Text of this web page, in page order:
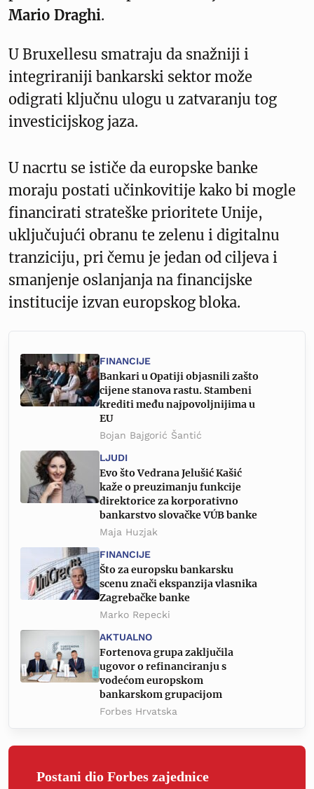
Mario Draghi.
U Bruxellesu smatraju da snažniji i
integriraniji bankarski sektor može
odigrati ključnu ulogu u zatvaranju tog
investicijskog jaza.
U nacrtu se ističe da europske banke
moraju postati učinkovitije kako bi mogle
financirati strateške prioritete Unije,
uključujući obranu te zelenu i digitalnu
tranziciju, pri čemu je jedan od ciljeva i
smanjenje oslanjanja na financijske
institucije izvan europskog bloka.
FINANCIJE
Bankari u Opatiji objasnili zašto
cijene stanova rastu. Stambeni
krediti među najpovoljnijima u
EU
Bojan Bajgorić Šantić
LJUDI
Evo što Vedrana Jelušić Kašić
kaže o preuzimanju funkcije
direktorice za korporativno
bankarstvo slovačke VÚB banke
Maja Huzjak
FINANCIJE
Što za europsku bankarsku
scenu znači ekspanzija vlasnika
Zagrebačke banke
Marko Repecki
AKTUALNO
Fortenova grupa zaključila
ugovor o refinanciranju s
vodećom europskom
bankarskom grupacijom
Forbes Hrvatska
Postani dio Forbes zajednice